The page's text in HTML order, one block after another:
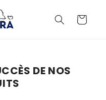
Panier
DE NOS